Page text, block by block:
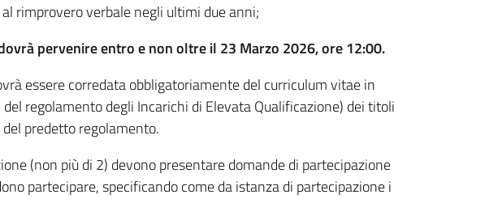
rimprovero verbale negli ultimi due anni;
pervenire entro e non oltre il 23 Marzo 2026, ore 12:00.
essere corredata obbligatoriamente del curriculum vitae in
regolamento degli Incarichi di Elevata Qualificazione) dei titoli
predetto regolamento.
(non più di 2) devono presentare domande di partecipazione
partecipare, specificando come da istanza di partecipazione i